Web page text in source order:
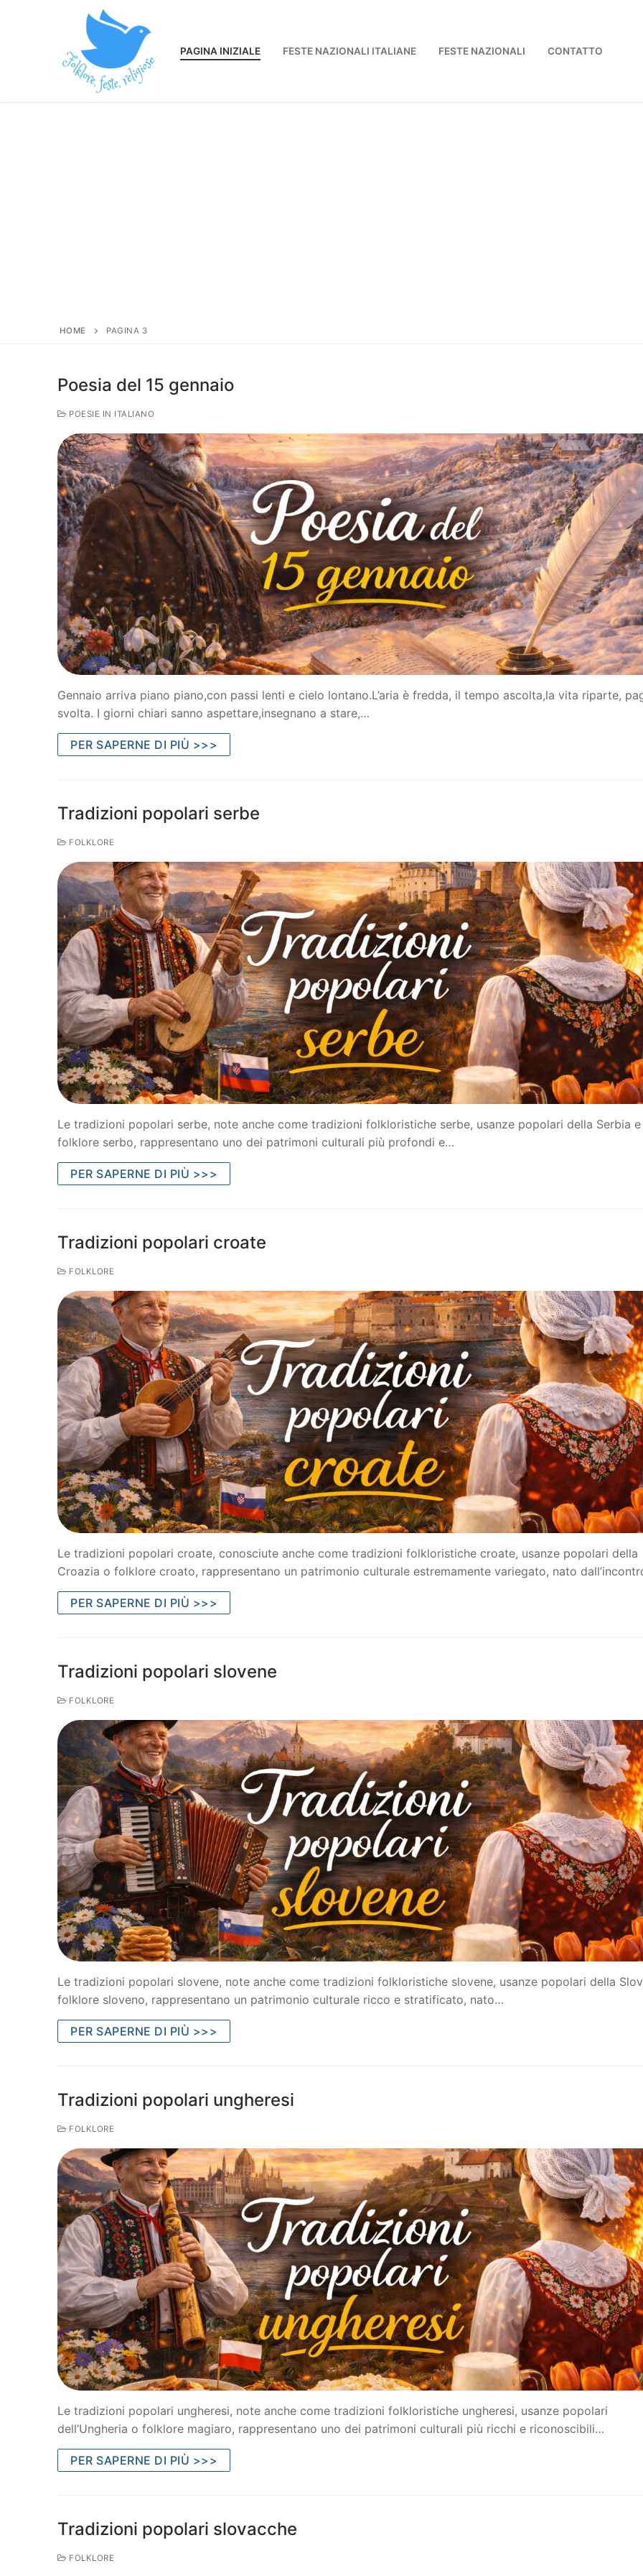
PAGINA INIZIALE FESTE NAZIONALI ITALIANE FESTE NAZIONALI CONTATTO
HOME PAGINA 3
Poesia del 15 gennaio
POESIE IN ITALIANO
Gennaio arriva piano piano,con passi lenti e cielo lontano.L’aria è fredda, il tempo ascolta,la vita riparte,
svolta. I giorni chiari sanno aspettare,insegnano a stare,…
PER SAPERNE DI PIÙ >>>
Tradizioni popolari serbe
FOLKLORE
Le tradizioni popolari serbe, note anche come tradizioni folkloristiche serbe, usanze popolari della Serbia e
folklore serbo, rappresentano uno dei patrimoni culturali più profondi e…
PER SAPERNE DI PIÙ >>>
Tradizioni popolari croate
FOLKLORE
Le tradizioni popolari croate, conosciute anche come tradizioni folkloristiche croate, usanze popolari della
Croazia o folklore croato, rappresentano un patrimonio culturale estremamente variegato, nato
PER SAPERNE DI PIÙ >>>
Tradizioni popolari slovene
FOLKLORE
Le tradizioni popolari slovene, note anche come tradizioni folkloristiche slovene, usanze popolari della
folklore sloveno, rappresentano un patrimonio culturale ricco e stratificato, nato…
PER SAPERNE DI PIÙ >>>
Tradizioni popolari ungheresi
FOLKLORE
Le tradizioni popolari ungheresi, note anche come tradizioni folkloristiche ungheresi, usanze popolari
dell’Ungheria o folklore magiaro, rappresentano uno dei patrimoni culturali più ricchi e riconoscibili…
PER SAPERNE DI PIÙ >>>
Tradizioni popolari slovacche
FOLKLORE